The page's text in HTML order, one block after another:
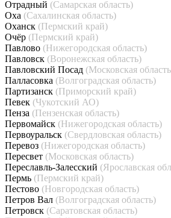
Отрадный (Самарская область)
Оха (Сахалинская область)
Оханск (Пермский край)
Очёр (Пермский край)
Павлово (Нижегородская область)
Павловск (Воронежская область)
Павловский Посад (Московская
Палласовка (Волгоградская область)
Партизанск (Приморский край)
Певек (Чукотский АО)
Пенза (Пензенская область)
Первомайск (Нижегородская область)
Первоуральск (Свердловская область)
Перевоз (Нижегородская область)
Пересвет (Московская область)
Переславль-Залесский (Ярославская
Пермь (Пермский край)
Пестово (Новгородская область)
Петров Вал (Волгоградская область)
Петровск (Саратовская область)